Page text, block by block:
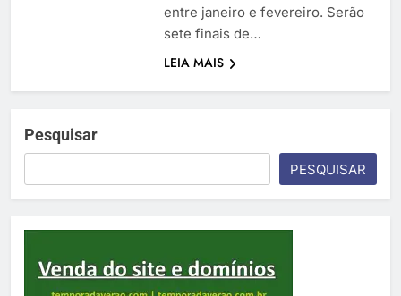
entre janeiro e fevereiro. Serão
sete finais de…
LEIA MAIS
Pesquisar
PESQUISAR